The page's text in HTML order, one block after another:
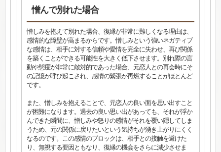
憎んで別れた場合
憎しみを抱えて別れた場合、復縁が非常に難しくなる理由は、
感情的な障壁が高まるからです。憎しみという強いネガティブ
な感情は、相手に対する信頼や愛情を完全に失わせ、再び関係
を築くことができる可能性を大きく低下させます。別れ際の言
動や態度が非常に敵対的であった場合、元恋人との再会時にそ
の記憶が呼び起こされ、感情の緊張が再燃することがほとんど
です。
また、憎しみを抱えることで、元恋人の良い面を思い出すこと
が困難になります。過去の良い思い出があっても、それが浮か
んできた瞬間に、憎しみや怒りの感情がそれを覆い隠してしま
うため、元の関係に戻りたいという気持ちが湧き上がりにくく
なるのです。この感情のブロックは、相手との接触を避けた
り、無視する要因ともなり、復縁の機会をさらに減少させま